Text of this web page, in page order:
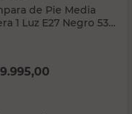
de Pie Media
1 Luz E27 Negro 5349